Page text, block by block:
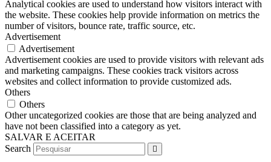
Analytical cookies are used to understand how visitors interact with
the website. These cookies help provide information on metrics the
number of visitors, bounce rate, traffic source, etc.
Advertisement
Advertisement
Advertisement cookies are used to provide visitors with relevant ads
and marketing campaigns. These cookies track visitors across
websites and collect information to provide customized ads.
Others
Others
Other uncategorized cookies are those that are being analyzed and
have not been classified into a category as yet.
SALVAR E ACEITAR
Search